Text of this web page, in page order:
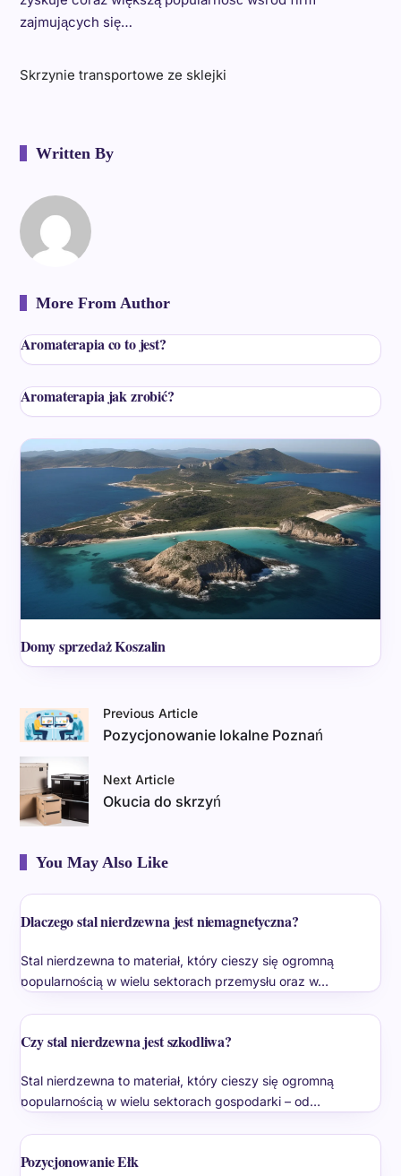
zajmujących się…
Skrzynie transportowe ze sklejki
Written By
More From Author
Aromaterapia co to jest?
Aromaterapia jak zrobić?
Domy sprzedaż Koszalin
Previous Article
Pozycjonowanie lokalne Poznań
Next Article
Okucia do skrzyń
You May Also Like
Dlaczego stal nierdzewna jest niemagnetyczna?
Stal nierdzewna to materiał, który cieszy się ogromną
popularnością w wielu sektorach przemysłu oraz w…
Czy stal nierdzewna jest szkodliwa?
Stal nierdzewna to materiał, który cieszy się ogromną
popularnością w wielu sektorach gospodarki – od…
Pozycjonowanie Ełk